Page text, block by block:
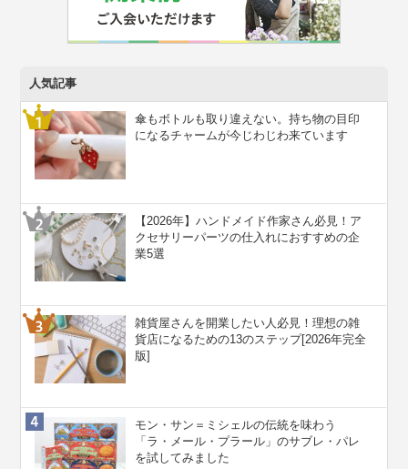
人気記事
傘もボトルも取り違えない。持ち物の目印
になるチャームが今じわじわ来ています
【2026年】ハンドメイド作家さん必見！ア
クセサリーパーツの仕入れにおすすめの企
業5選
雑貨屋さんを開業したい人必見！理想の雑
貨店になるための13のステップ[2026年完全
版]
モン・サン＝ミシェルの伝統を味わう
「ラ・メール・プラール」のサブレ・パレ
を試してみました